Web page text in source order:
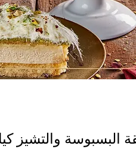
البسبوسة والتشيز